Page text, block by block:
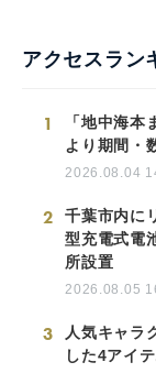
アクセスラン
1
「地中海本
より期間・
2026.08.04
2
千葉市内に
型充電式電
所設置
2026.08.05
3
人気キャラ
した4アイ